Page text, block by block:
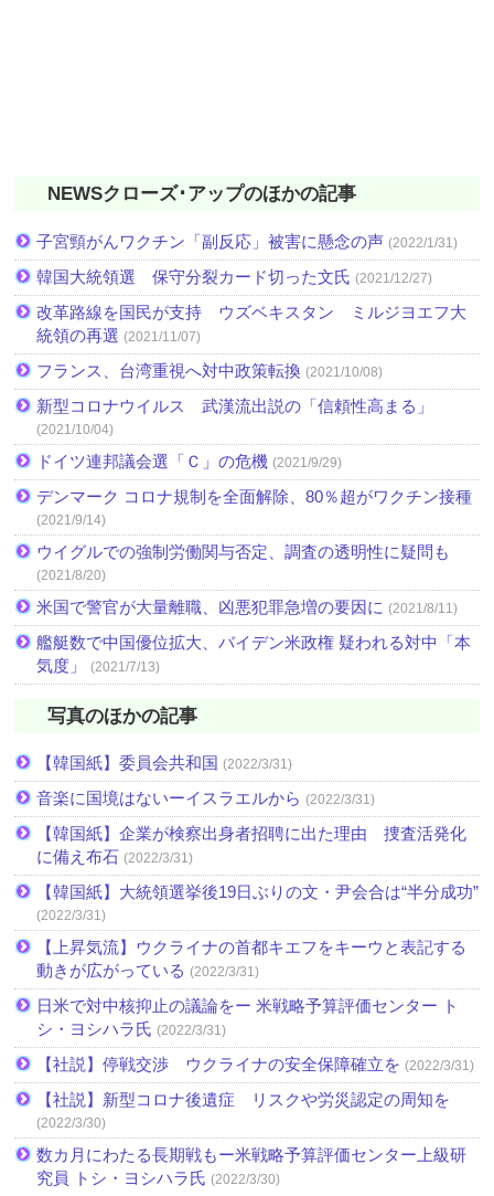
NEWSクローズ･アップのほかの記事
子宮頸がんワクチン「副反応」被害に懸念の声 (2022/1/31)
韓国大統領選 保守分裂カード切った文氏 (2021/12/27)
改革路線を国民が支持 ウズベキスタン ミルジヨエフ大
統領の再選 (2021/11/07)
フランス、台湾重視へ対中政策転換 (2021/10/08)
新型コロナウイルス 武漢流出説の「信頼性高まる」
(2021/10/04)
ドイツ連邦議会選「Ｃ」の危機 (2021/9/29)
デンマーク コロナ規制を全面解除、80％超がワクチン接種
(2021/9/14)
ウイグルでの強制労働関与否定、調査の透明性に疑問も
(2021/8/20)
米国で警官が大量離職、凶悪犯罪急増の要因に (2021/8/11)
艦艇数で中国優位拡大、バイデン米政権 疑われる対中「本
気度」
(2021/7/13)
写真のほかの記事
【韓国紙】委員会共和国 (2022/3/31)
音楽に国境はないーイスラエルから (2022/3/31)
【韓国紙】企業が検察出身者招聘に出た理由 捜査活発化
に備え布石 (2022/3/31)
【韓国紙】大統領選挙後19日ぶりの文・尹会合は“半分成功”
(2022/3/31)
【上昇気流】ウクライナの首都キエフをキーウと表記する
動きが広がっている (2022/3/31)
日米で対中核抑止の議論をー 米戦略予算評価センター ト
シ・ヨシハラ氏 (2022/3/31)
【社説】停戦交渉 ウクライナの安全保障確立を (2022/3/31)
【社説】新型コロナ後遺症 リスクや労災認定の周知を
(2022/3/30)
数カ月にわたる長期戦もー米戦略予算評価センター上級研
究員 トシ・ヨシハラ氏 (2022/3/30)